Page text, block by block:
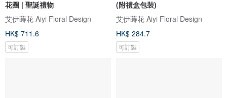
花圈 | 聖誕禮物
艾伊蒔花 Aiyi Floral Design
HK$ 711.6
可訂製
(附禮盒包裝)
艾伊蒔花 Aiyi Floral Design
HK$ 284.7
可訂製